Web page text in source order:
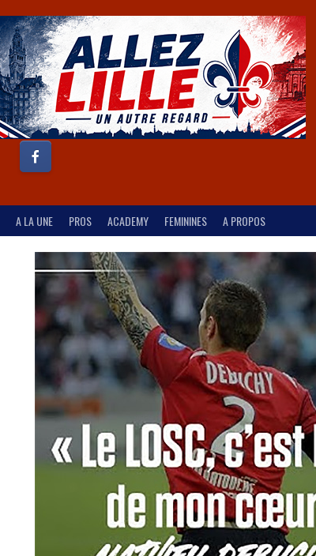
A LA UNE PROS ACADEMY FEMININES A PROPOS